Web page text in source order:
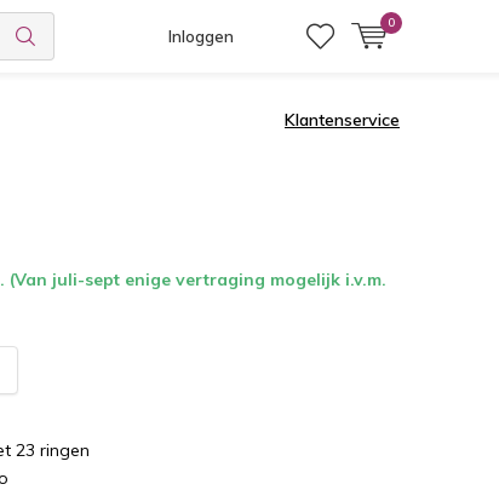
Inloggen
0
Klantenservice
(Van juli-sept enige vertraging mogelijk i.v.m.
23 ringen